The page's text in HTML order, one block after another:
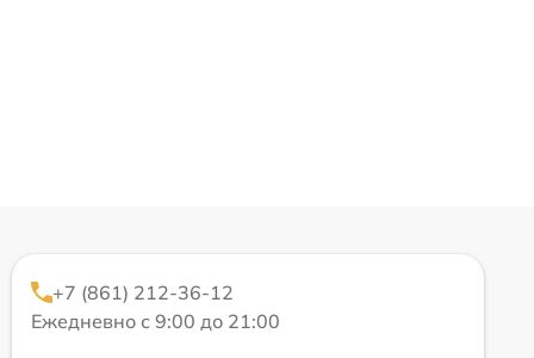
+7 (861) 212-36-12
Ежедневно с 9:00 до 21:00